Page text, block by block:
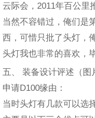
云际会，2011年百公里
当然不容错过，俺们是
西，可惜只批了头灯，
头灯我也非常的喜欢，
五、 装备设计评述（图
申请D100缘由：
当时头灯有几款可以选